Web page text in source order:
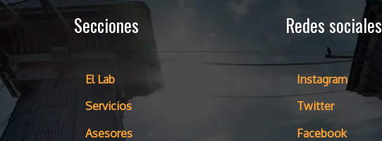
Secciones
El Lab
Servicios
Asesores
Redes sociales
Instagram
Twitter
Facebook